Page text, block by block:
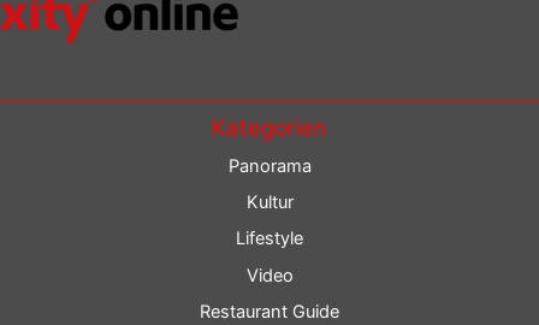
Kategorien
Panorama
Kultur
Lifestyle
Video
Restaurant Guide